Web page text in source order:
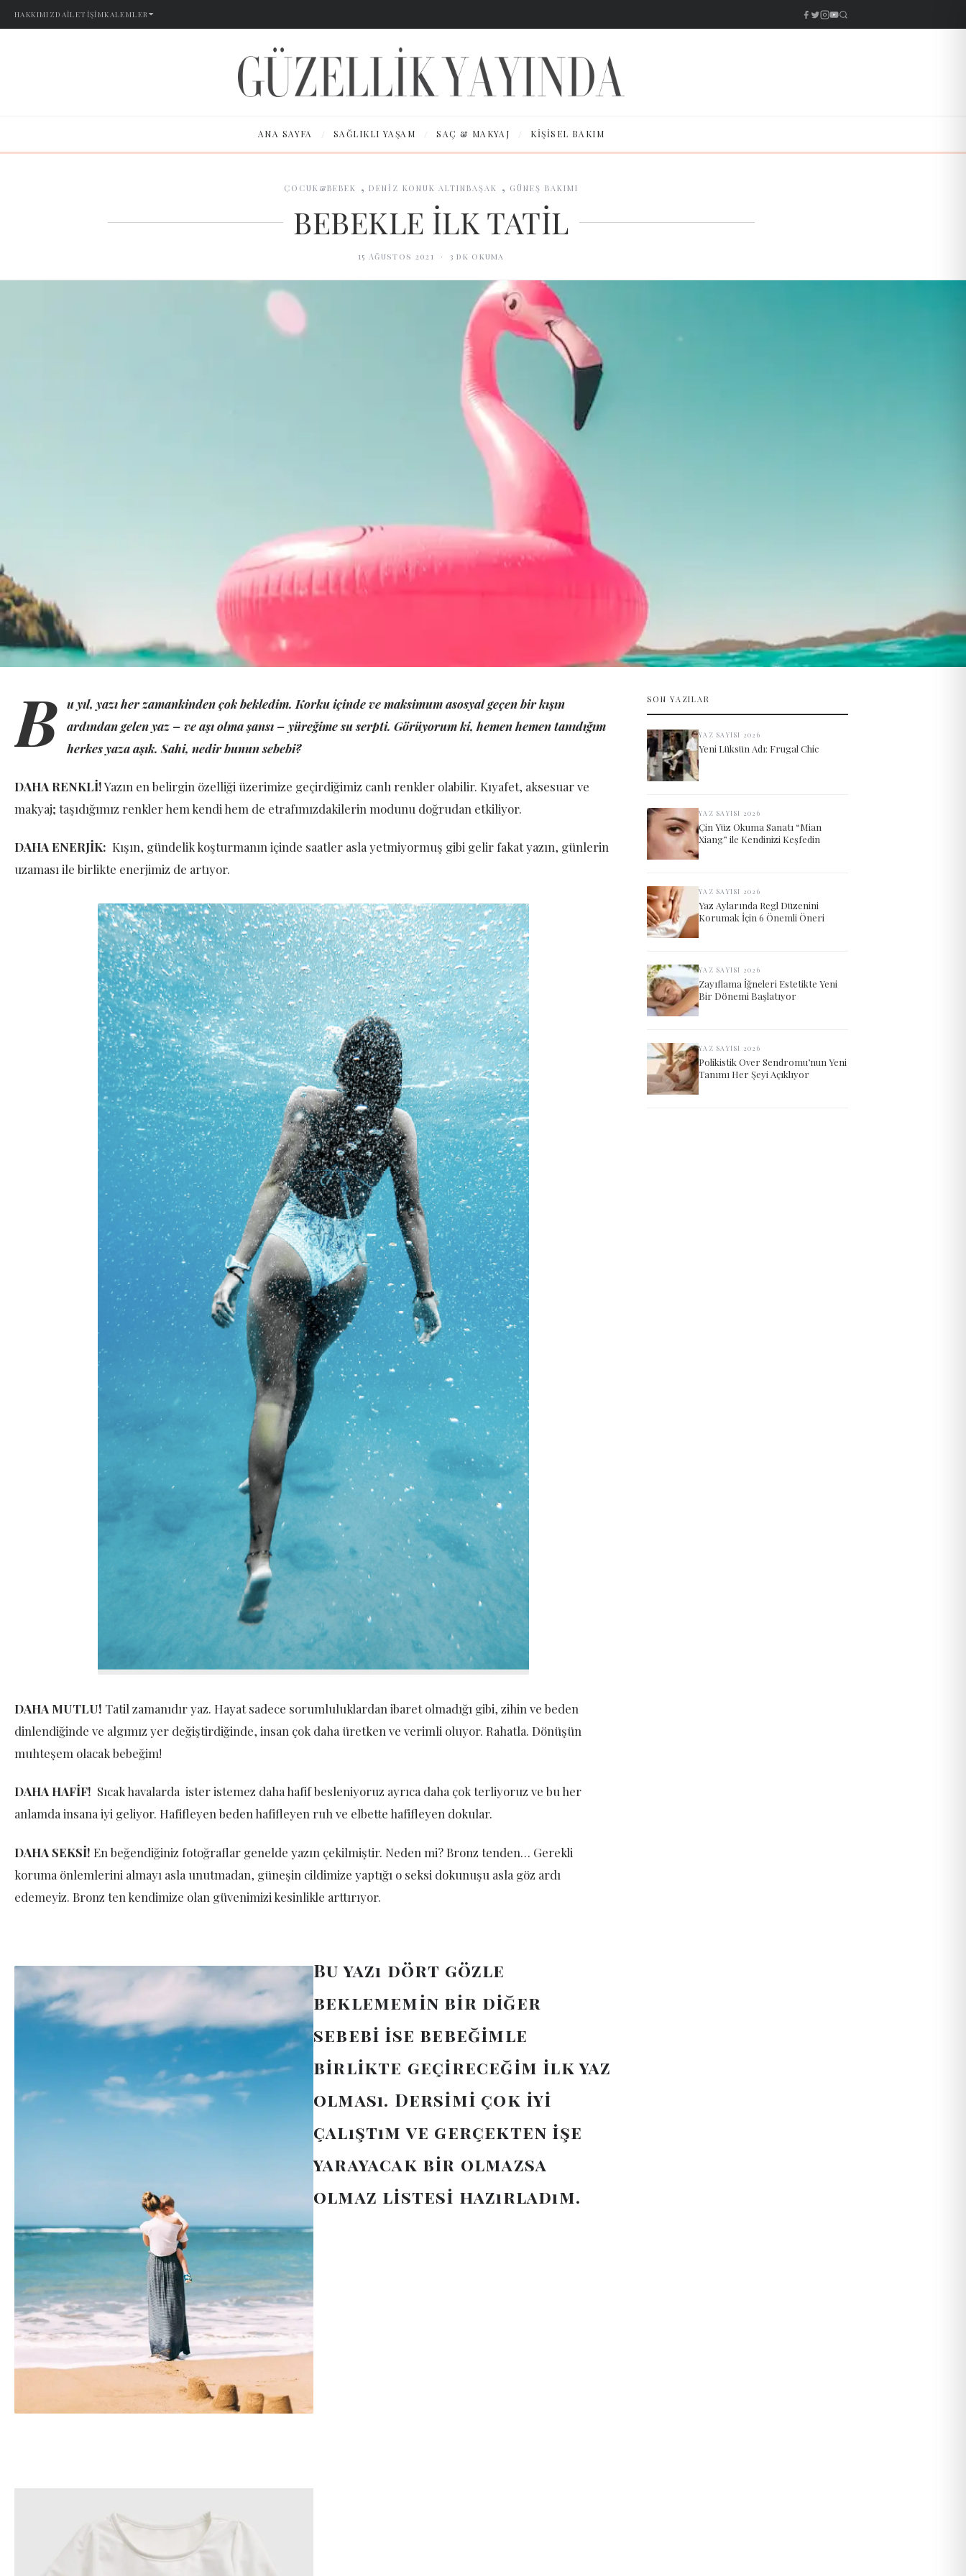
HAKKIMIZDAİLETIŞIMKALEMLER
ANA SAYFA / SAĞLIKLI YAŞAM / SAÇ & MAKYAJ / KIŞISEL BAKIM
ÇOCUK&BEBEK , DENİZ KONUK ALTINBAŞAK , GÜNEŞ BAKIMI
BEBEKLE İLK TATİL
15 Ağustos 2021 · 3 dk okuma
B u yıl, yazı her zamankinden çok bekledim. Korku içinde ve maksimum asosyal geçen bir kışın
ardından gelen yaz – ve aşı olma şansı – yüreğime su serpti. Görüyorum ki, hemen hemen tanıdığım
herkes yaza aşık. Sahi, nedir bunun sebebi?
DAHA RENKLİ!Yazın en belirgin özelliği üzerimize geçirdiğimiz canlı renkler olabilir. Kıyafet, aksesuar ve
makyaj; taşıdığımız renkler hem kendi hem de etrafımızdakilerin modunu doğrudan etkiliyor.
DAHA ENERJİK: Kışın, gündelik koşturmanın içinde saatler asla yetmiyormuş gibi gelir fakat yazın, günlerin
uzaması ile birlikte enerjimiz de artıyor.
DAHA MUTLU! Tatil zamanıdır yaz. Hayat sadece sorumluluklardan ibaret olmadığı gibi, zihin ve beden
dinlendiğinde ve algımız yer değiştirdiğinde, insan çok daha üretken ve verimli oluyor. Rahatla. Dönüşün
muhteşem olacak bebeğim!
DAHA HAFİF! Sıcak havalarda ister istemez daha hafif besleniyoruz ayrıca daha çok terliyoruz ve bu her
anlamda insana iyi geliyor. Hafifleyen beden hafifleyen ruh ve elbette hafifleyen dokular.
DAHA SEKSİ! En beğendiğiniz fotoğraflar genelde yazın çekilmiştir. Neden mi? Bronz tenden… Gerekli
koruma önlemlerini almayı asla unutmadan, güneşin cildimize yaptığı o seksi dokunuşu asla göz ardı
edemeyiz. Bronz ten kendimize olan güvenimizi kesinlikle arttırıyor.
Bu yazı dört gözle
beklememin bir diğer
sebebi ise bebeğimle
birlikte geçireceğim ilk yaz
olması. Dersimi çok iyi
çalıştım ve gerçekten işe
yarayacak bir olmazsa
olmaz listesi hazırladım.
SON YAZILAR
YAZ SAYISI 2026
Yeni Lüksün Adı: Frugal Chic
YAZ SAYISI 2026
Çin Yüz Okuma Sanatı “Mian
Xiang” ile Kendinizi Keşfedin
YAZ SAYISI 2026
Yaz Aylarında Regl Düzenini
Korumak İçin 6 Önemli Öneri
YAZ SAYISI 2026
Zayıflama İğneleri Estetikte Yeni
Bir Dönemi Başlatıyor
YAZ SAYISI 2026
Polikistik Over Sendromu’nun Yeni
Tanımı Her Şeyi Açıklıyor